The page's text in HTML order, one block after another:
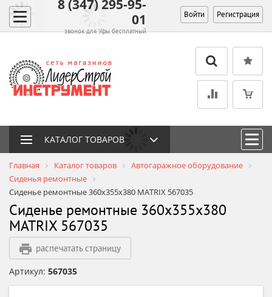
8 (347) 295-95-
01
звонок для Уфы бесплатный
Войти Регистрация
КАТАЛОГ ТОВАРОВ
Главная Каталог товаров
Автогаражное оборудование
Сиденья ремонтные
Сиденье ремонтные 360х355х380 MATRIX 567035
Сиденье ремонтные 360х355х380
MATRIX 567035
распечатать страницу
Артикул: 567035